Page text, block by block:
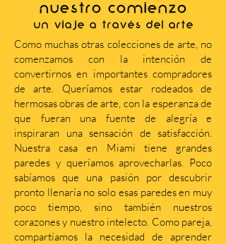
NUESTRO COMIENZO
Un viaje a través del arte
Como muchas otras colecciones de arte, no
comenzamos con la intención de
convertirnos en importantes compradores
de arte. Queríamos estar rodeados de
hermosas obras de arte, con la esperanza de
que fueran una fuente de alegría e
inspiraran una sensación de satisfacción.
Nuestra casa en Miami tiene grandes
paredes y queríamos aprovecharlas. Poco
sabíamos que una pasión por descubrir
pronto llenaría no solo esas paredes en muy
poco tiempo, sino también nuestros
corazones y nuestro intelecto. Como pareja,
compartíamos la necesidad de aprender